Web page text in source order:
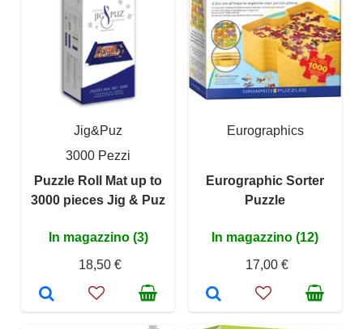
Jig&Puz
3000 Pezzi
Puzzle Roll Mat up to
3000 pieces Jig & Puz
In magazzino (3)
18,50 €
Eurographics
Eurographic Sorter
Puzzle
In magazzino (12)
17,00 €